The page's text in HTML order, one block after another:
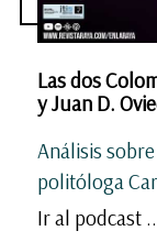
Las dos
y Juan D.
Análisis
politóloga
Ir al podcast